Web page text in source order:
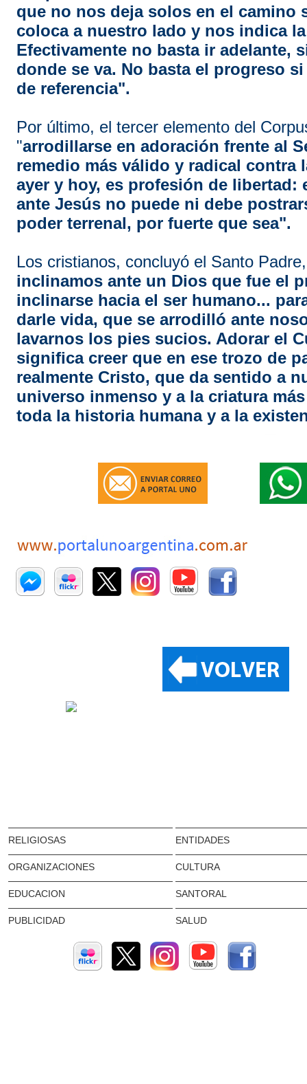
que no nos deja solos en el camino
coloca a nuestro lado y nos indica
Efectivamente no basta ir adelante,
donde se va. No basta el progreso
de referencia".
Por último, el tercer elemento del
"arrodillarse en adoración frente al
remedio más válido y radical contra
ayer y hoy, es profesión de libertad:
ante Jesús no puede ni debe
poder terrenal, por fuerte que sea".
Los cristianos, concluyó el Santo Padre,
inclinamos ante un Dios que fue el
inclinarse hacia el ser humano...
darle vida, que se arrodilló ante
lavarnos los pies sucios. Adorar el
significa creer que en ese trozo de
realmente Cristo, que da sentido a
universo inmenso y a la criatura
toda la historia humana y a la
RELIGIOSAS ENTIDADES
ORGANIZACIONES CULTURA
EDUCACION SANTORAL
PUBLICIDAD SALUD